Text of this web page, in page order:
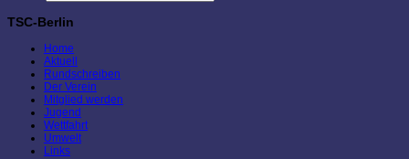
TSC-Berlin
Home
Aktuell
Rundschreiben
Der Verein
Mitglied werden
Jugend
Wettfahrt
Umwelt
Links